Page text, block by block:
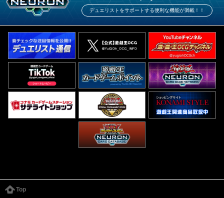
デュエリストをサポートする便利な機能が満載！！
Top